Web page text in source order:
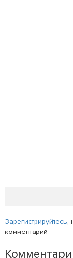
Зарегистрируйтесь,
комментарий